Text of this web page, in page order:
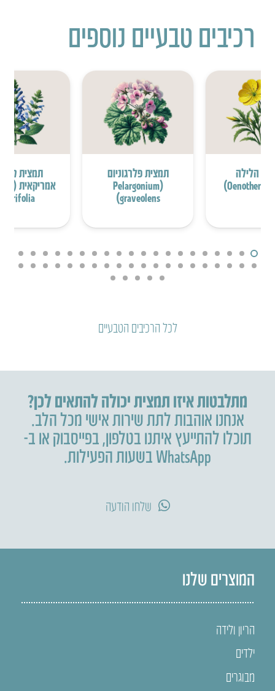
רכיבים טבעיים נוספים
נר הלילה
תמצית פלרגוניום
(Pelargonium
graveolens)
תמצית
לכל הרכיבים הטבעיים
מתלבטות איזו תמצית יכולה להתאים לכן?
אנחנו אוהבות לתת שירות אישי מכל הלב.
תוכלו להתייעץ איתנו בטלפון,בפייסבוק או ב-
WhatsApp בשעות הפעילות.
שלחו הודעה
המוצרים שלנו
הריון ולידה
ילדים
מבוגרים